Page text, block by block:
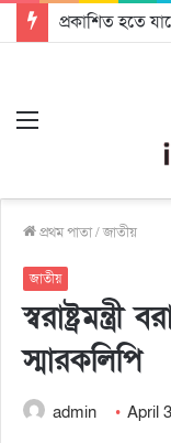
প্রকাশিত হতে
প্রথম পাতা/জাতীয়
জাতীয়
স্মারকলিপি
admin April